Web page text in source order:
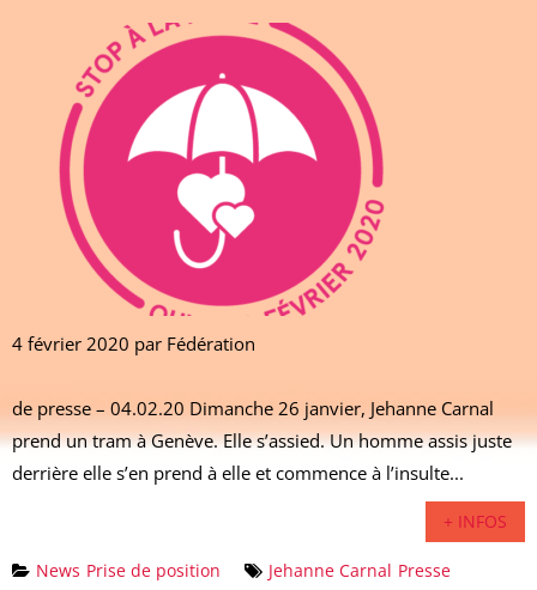
4 février 2020 par Fédération
de presse – 04.02.20 Dimanche 26 janvier, Jehanne Carnal
prend un tram à Genève. Elle s’assied. Un homme assis juste
derrière elle s’en prend à elle et commence à l’insulte...
+ INFOS
News Prise de position Jehanne Carnal Presse